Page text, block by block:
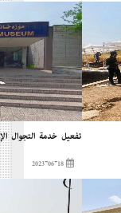
تفعيل خدمة التجوال